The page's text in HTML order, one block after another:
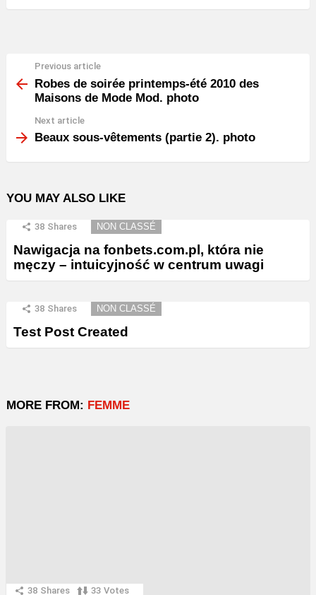
more
Previous article
Robes de soirée printemps-été 2010 des
Maisons de Mode Mod. photo
Next article
Beaux sous-vêtements (partie 2). photo
YOU MAY ALSO LIKE
38 Shares NON CLASSÉ
Nawigacja na fonbets.com.pl, która nie
męczy – intuicyjność w centrum uwagi
38 Shares NON CLASSÉ
Test Post Created
MORE FROM: FEMME
38 Shares 33 Votes